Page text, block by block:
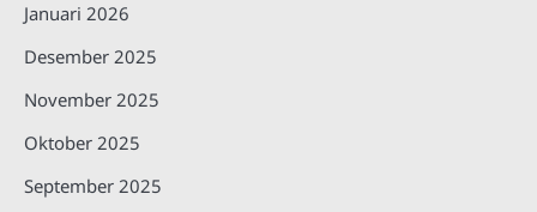
Januari 2026
Desember 2025
November 2025
Oktober 2025
September 2025